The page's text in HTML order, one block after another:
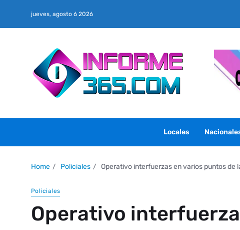
jueves, agosto 6 2026
Locales
Home Policiales Operativo interfuerzas en varios puntos de
Policiales
Operativo